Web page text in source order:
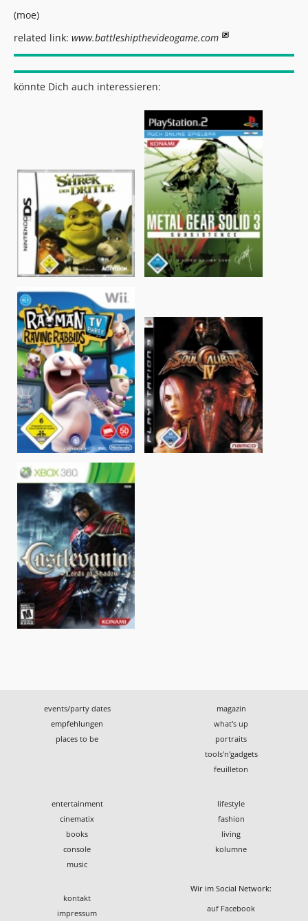
(moe)
related link: www.battleshipthevideogame.com
könnte Dich auch interessieren:
events/party dates
empfehlungen
places to be
magazin
what's up
portraits
tools'n'gadgets
feuilleton
entertainment
cinematix
books
console
music
lifestyle
fashion
living
kolumne
kontakt
impressum
Wir im Social Network:
auf Facebook